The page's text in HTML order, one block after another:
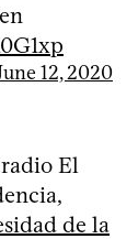
12, 2020
El
de la